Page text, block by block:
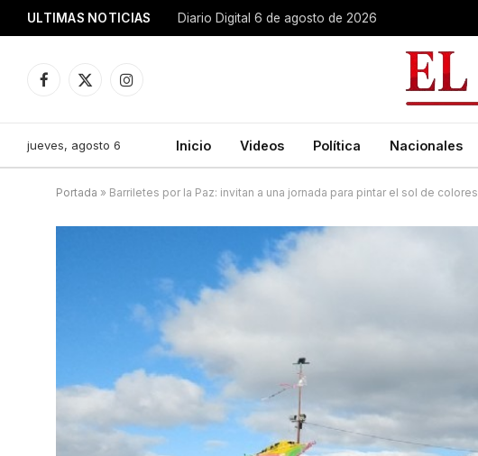
ULTIMAS NOTICIAS Diario Digital 6 de agosto de 2026
Facebook
X
Instagram
jueves, agosto 6 Inicio Videos Política Nacionales
Portada » Barriletes por la Paz: invitan a una jornada para pintar el sol de colores